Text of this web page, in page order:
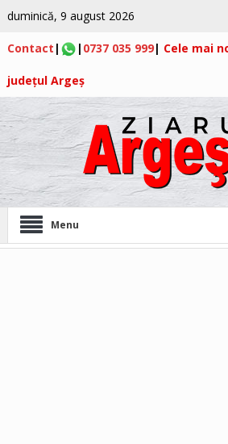
duminică, 9 august 2026
Contact | | 0737 035 999| Cele mai
județul Argeș
Menu